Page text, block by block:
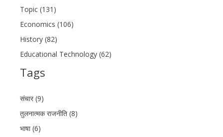
Topic (131)
Economics (106)
History (82)
Educational Technology (62)
Tags
संचार (9)
तुलनात्मक राजनीति (8)
भाषा (6)